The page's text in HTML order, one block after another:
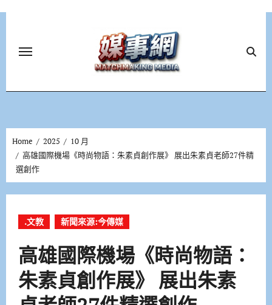
Home 2025
10 月
高雄國際機場《時尚物語：朱素貞創作展》 展出朱素貞老師27件精
選創作
.文教 新聞來源:今傳媒
高雄國際機場《時尚物語：
朱素貞創作展》 展出朱素